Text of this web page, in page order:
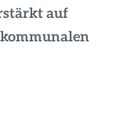
auf